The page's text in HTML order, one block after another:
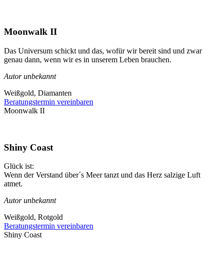
Moonwalk II
Das Universum schickt und das, wofür wir bereit sind und zwar
genau dann, wenn wir es in unserem Leben brauchen.
Autor unbekannt
Weißgold, Diamanten
Beratungstermin vereinbaren
Moonwalk II
Shiny Coast
Glück ist:
Wenn der Verstand über´s Meer tanzt und das Herz salzige Luft
atmet.
Autor unbekannt
Weißgold, Rotgold
Beratungstermin vereinbaren
Shiny Coast